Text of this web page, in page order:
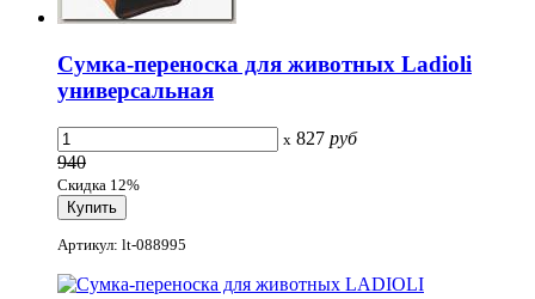
Сумка-переноска для животных Ladioli
универсальная
x 827 руб
940
Скидка 12%
Артикул: lt-088995